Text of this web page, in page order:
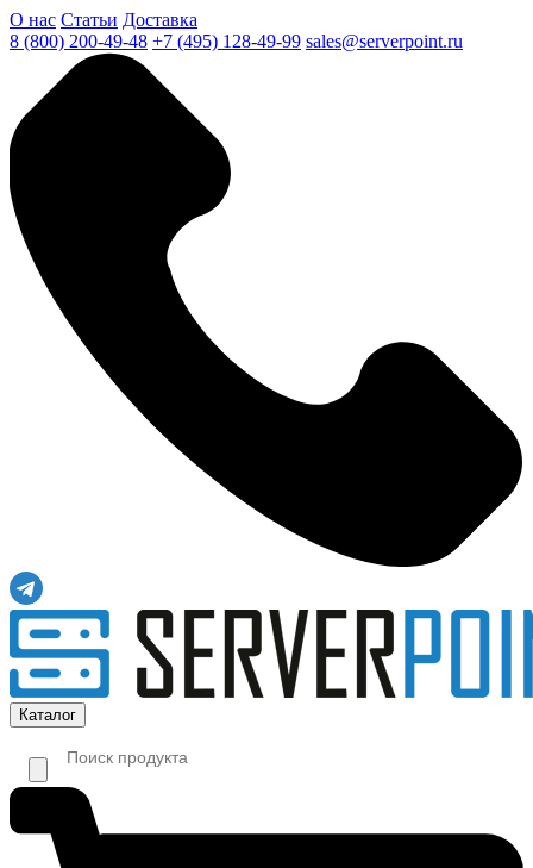
О нас Статьи Доставка
8 (800) 200-49-48 +7 (495) 128-49-99 sales@serverpoint.ru
Каталог